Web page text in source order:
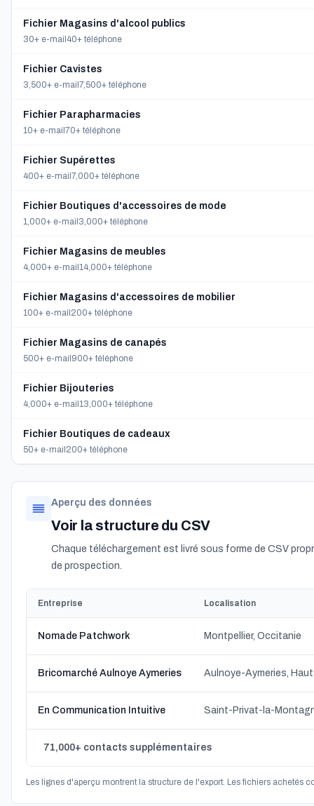
Fichier Magasins d'alcool publics
30+ e-mail 40+ téléphone
Fichier Cavistes
3,500+ e-mail 7,500+ téléphone
Fichier Parapharmacies
10+ e-mail 70+ téléphone
Fichier Supérettes
400+ e-mail 7,000+ téléphone
Fichier Boutiques d'accessoires de mode
1,000+ e-mail 3,000+ téléphone
Fichier Magasins de meubles
4,000+ e-mail 14,000+ téléphone
Fichier Magasins d'accessoires de mobilier
100+ e-mail 200+ téléphone
Fichier Magasins de canapés
500+ e-mail 900+ téléphone
Fichier Bijouteries
4,000+ e-mail 13,000+ téléphone
Fichier Boutiques de cadeaux
50+ e-mail 200+ téléphone
Aperçu des données
Voir la structure du CSV
Chaque téléchargement est livré sous forme de CSV
de prospection.
Entreprise Localisation
Nomade Patchwork Montpellier, Occitanie
Bricomarché Aulnoye Aymeries Aulnoye-Aymeries,
En Communication Intuitive Saint-Privat-la-
71,000+ contacts supplémentaires
Les lignes d'aperçu montrent la structure de l'export. Les fichiers achetés